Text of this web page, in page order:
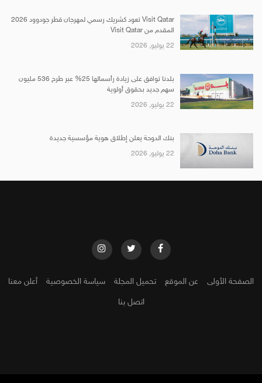
Visit Qatar تعود كشريك رسمي لمهرجان قطر جودوود 2026
المقدم من Visit Qatar
22 يوليو, 2026
بلدنا توافق على زيادة رأسمالها 25% عبر طرح 536 مليون
سهم جديد بحقوق أولوية
22 يوليو, 2026
بنك الدوحة يعلن إطلاق هوية مؤسسية جديدة
22 يوليو, 2026
الصفحة الأولى عن الموقع تحميل المجلة سياسة الخصوصية أعلن معنا
اتصل بنا